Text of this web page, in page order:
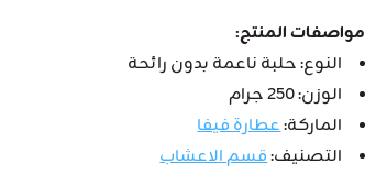
مواصفات المنتج:
النوع: حلبة ناعمة بدون رائحة
الوزن: 250 جرام
الماركة:عطارة فيفا
التصنيف:قسم الاعشاب